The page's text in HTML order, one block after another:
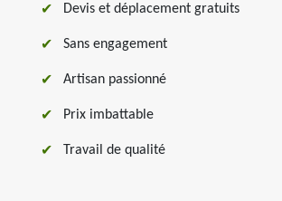
Devis et déplacement gratuits
Sans engagement
Artisan passionné
Prix imbattable
Travail de qualité